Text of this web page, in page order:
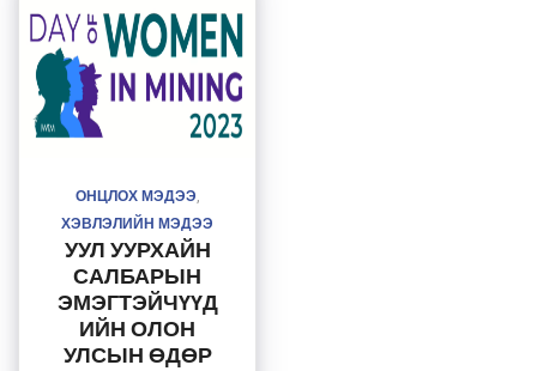
ОНЦЛОХ МЭДЭЭ
ХЭВЛЭЛИЙН МЭДЭЭ
УУЛ УУРХАЙН
САЛБАРЫН
ЭМЭГТЭЙЧҮҮД
ИЙН ОЛОН
УЛСЫН ӨДӨР